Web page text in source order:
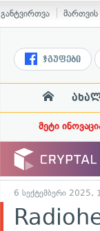
განტვირთვა
ჯგუფები
მეტი
6 სექტემბერი 2025,